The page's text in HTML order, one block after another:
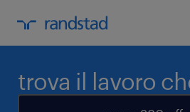
trova il lavoro